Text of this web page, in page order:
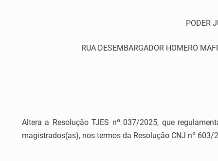
PODER
RUA DESEMBARGADOR HOMERO
Altera a Resolução TJES nº 037/2025, que
magistrados(as), nos termos da Resolução CNJ nº 603/